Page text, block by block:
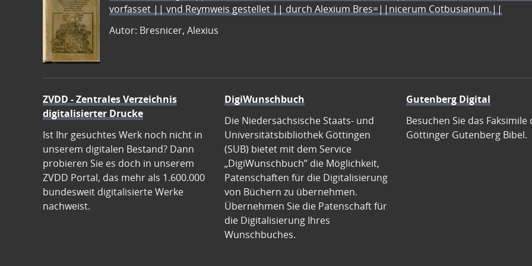
vorfasset || vnd Reymweis gestellet || durch Alexium Bres=||nicerum Cotbusianum.||
Autor: Bresnicer, Alexius
ZVDD - Zentrales Verzeichnis
digitalisierter Drucke
Ist Ihr gesuchtes Werk noch nicht in
unserem digitalen Bestand? Dann
probieren Sie es doch in unserem
ZVDD Portal, das mehr als 1.600.000
bundesweit digitalisierte Werke
nachweist.
DigiWunschbuch
Die Niedersächsische Staats- und
Universitätsbibliothek Göttingen
(SUB) bietet mit dem Service
„DigiWunschbuch” die Möglichkeit,
Patenschaften für die Digitalisierung
von Büchern zu übernehmen.
Übernehmen Sie die Patenschaft für
die Digitalisierung Ihres
Wunschbuches.
Gutenberg Digital
Besuchen Sie das Faksimile
Göttinger Gutenberg Bibel.